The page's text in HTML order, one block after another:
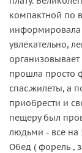
компактной по
информировала
увлекательно,
прошла просто
спас.жилеты, а
приобрести и
пещеру был
людьми - все на
Обед ( форель ,